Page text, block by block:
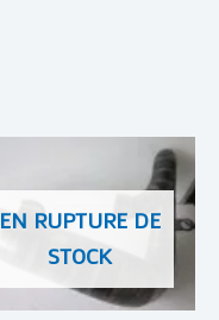
EN RUPTURE DE
STOCK